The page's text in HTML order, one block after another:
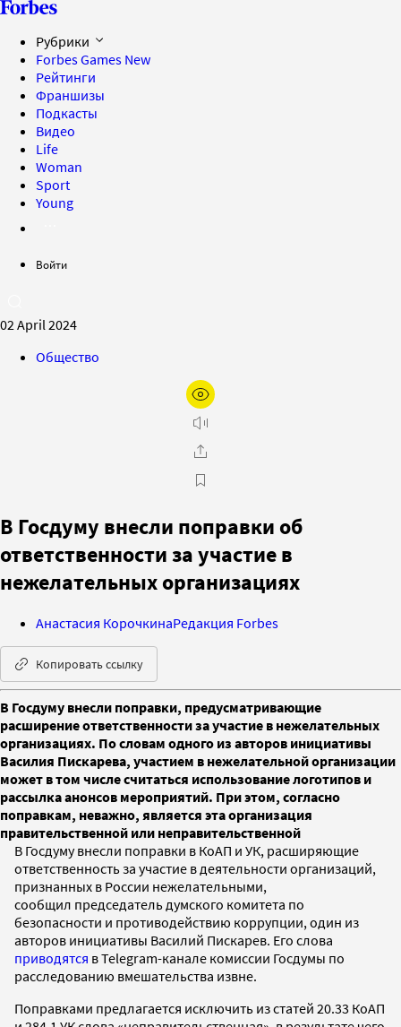
Рубрики
Forbes Games New
Рейтинги
Франшизы
Подкасты
Видео
Life
Woman
Sport
Young
Войти
02 April 2024
Общество
В Госдуму внесли поправки об
ответственности за участие в
нежелательных организациях
Анастасия КорочкинаРедакция Forbes
Копировать ссылку
В Госдуму внесли поправки, предусматривающие
расширение ответственности за участие в нежелательных
организациях. По словам одного из авторов инициативы
Василия Пискарева, участием в нежелательной организации
может в том числе считаться использование логотипов и
рассылка анонсов мероприятий. При этом, согласно
поправкам, неважно, является эта организация
правительственной или неправительственной
В Госдуму внесли поправки в КоАП и УК, расширяющие
ответственность за участие в деятельности организаций,
признанных в России нежелательными,
сообщил председатель думского комитета по
безопасности и противодействию коррупции, один из
авторов инициативы Василий Пискарев. Его слова
приводятся в Telegram-канале комиссии Госдумы по
расследованию вмешательства извне.
Поправками предлагается исключить из статей 20.33 КоАП